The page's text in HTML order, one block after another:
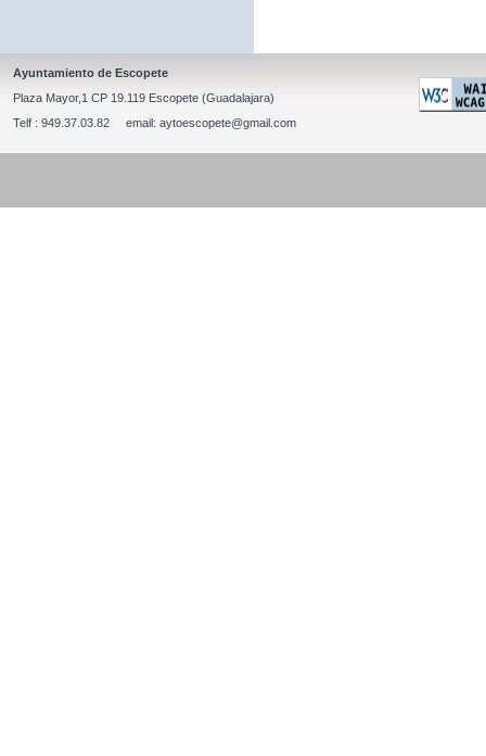
Ayuntamiento de Escopete
Plaza Mayor,1 CP 19.119 Escopete (Guadalajara)
Telf : 949.37.03.82 email: aytoescopete@gmail.com